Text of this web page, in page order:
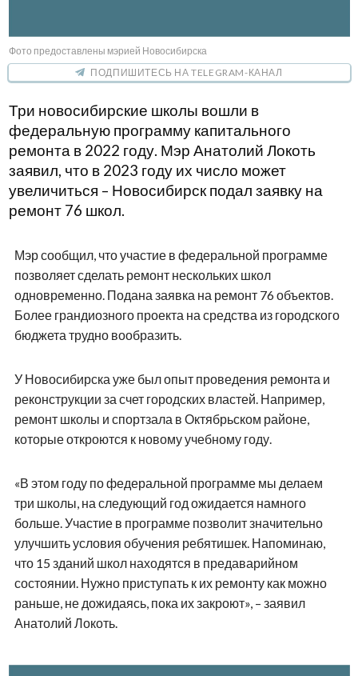
Фото предоставлены мэрией Новосибирска
ПОДПИШИТЕСЬ НА TELEGRAM-КАНАЛ
Три новосибирские школы вошли в
федеральную программу капитального
ремонта в 2022 году. Мэр Анатолий Локоть
заявил, что в 2023 году их число может
увеличиться – Новосибирск подал заявку на
ремонт 76 школ.
Мэр сообщил, что участие в федеральной программе
позволяет сделать ремонт нескольких школ
одновременно. Подана заявка на ремонт 76 объектов.
Более грандиозного проекта на средства из городского
бюджета трудно вообразить.
У Новосибирска уже был опыт проведения ремонта и
реконструкции за счет городских властей. Например,
ремонт школы и спортзала в Октябрьском районе,
которые откроются к новому учебному году.
«В этом году по федеральной программе мы делаем
три школы, на следующий год ожидается намного
больше. Участие в программе позволит значительно
улучшить условия обучения ребятишек. Напоминаю,
что 15 зданий школ находятся в предаварийном
состоянии. Нужно приступать к их ремонту как можно
раньше, не дожидаясь, пока их закроют», – заявил
Анатолий Локоть.